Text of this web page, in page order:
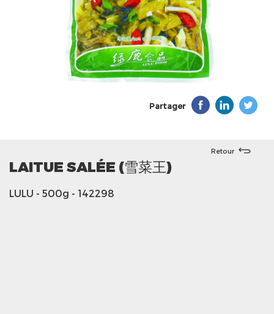
Partager
Retour
LAITUE SALÉE (雪菜王)
LULU - 500g - 142298